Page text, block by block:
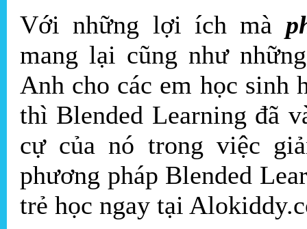
Với những lợi ích mà
mang lại cũng như
Anh cho các em học sinh
thì Blended Learning đã
cự của nó trong việc
phương pháp Blended
trẻ học ngay tại